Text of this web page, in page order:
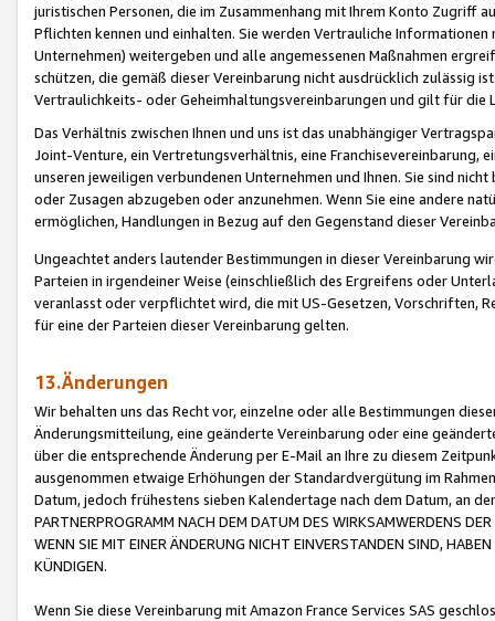
juristischen Personen, die im Zusammenhang mit Ihrem Konto
Pflichten kennen und einhalten. Sie werden Vertrauliche
Unternehmen) weitergeben und alle angemessenen Maßnahmen
schützen, die gemäß dieser Vereinbarung nicht ausdrücklich zulässig
Vertraulichkeits- oder Geheimhaltungsvereinbarungen und gilt für die
Das Verhältnis zwischen Ihnen und uns ist das unabhängiger
Joint-Venture, ein Vertretungsverhältnis, eine Franchisevereinbarung,
unseren jeweiligen verbundenen Unternehmen und Ihnen. Sie sind
oder Zusagen abzugeben oder anzunehmen. Wenn Sie eine andere
ermöglichen, Handlungen in Bezug auf den Gegenstand dieser
Ungeachtet anders lautender Bestimmungen in dieser Vereinbarung
Parteien in irgendeiner Weise (einschließlich des Ergreifens oder
veranlasst oder verpflichtet wird, die mit US-Gesetzen, Vorschriften,
für eine der Parteien dieser Vereinbarung gelten.
13.Änderungen
Wir behalten uns das Recht vor, einzelne oder alle Bestimmungen
Änderungsmitteilung, eine geänderte Vereinbarung oder eine
über die entsprechende Änderung per E-Mail an Ihre zu diesem
ausgenommen etwaige Erhöhungen der Standardvergütung im
Datum, jedoch frühestens sieben Kalendertage nach dem Datum, an
PARTNERPROGRAMM NACH DEM DATUM DES WIRKSAMWERDENS
WENN SIE MIT EINER ÄNDERUNG NICHT EINVERSTANDEN SIND,
KÜNDIGEN.
Wenn Sie diese Vereinbarung mit Amazon France Services SAS